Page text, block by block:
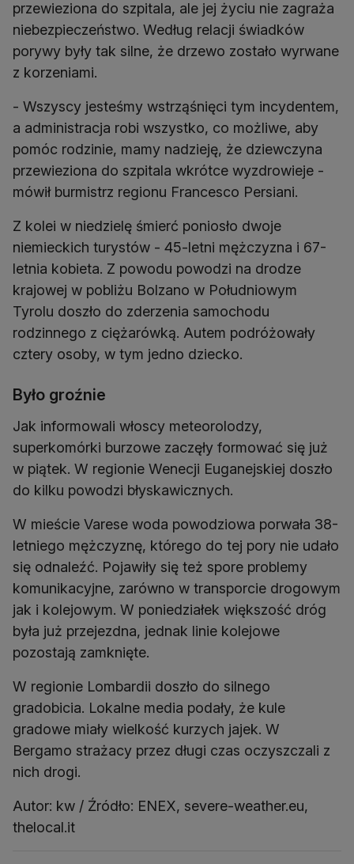
przewieziona do szpitala, ale jej życiu nie zagraża
niebezpieczeństwo. Według relacji świadków
porywy były tak silne, że drzewo zostało wyrwane
z korzeniami.
- Wszyscy jesteśmy wstrząśnięci tym incydentem,
a administracja robi wszystko, co możliwe, aby
pomóc rodzinie, mamy nadzieję, że dziewczyna
przewieziona do szpitala wkrótce wyzdrowieje -
mówił burmistrz regionu Francesco Persiani.
Z kolei w niedzielę śmierć poniosło dwoje
niemieckich turystów - 45-letni mężczyzna i 67-
letnia kobieta. Z powodu powodzi na drodze
krajowej w pobliżu Bolzano w Południowym
Tyrolu doszło do zderzenia samochodu
rodzinnego z ciężarówką. Autem podróżowały
cztery osoby, w tym jedno dziecko.
Było groźnie
Jak informowali włoscy meteorolodzy,
superkomórki burzowe zaczęły formować się już
w piątek. W regionie Wenecji Euganejskiej doszło
do kilku powodzi błyskawicznych.
W mieście Varese woda powodziowa porwała 38-
letniego mężczyznę, którego do tej pory nie udało
się odnaleźć. Pojawiły się też spore problemy
komunikacyjne, zarówno w transporcie drogowym
jak i kolejowym. W poniedziałek większość dróg
była już przejezdna, jednak linie kolejowe
pozostają zamknięte.
W regionie Lombardii doszło do silnego
gradobicia. Lokalne media podały, że kule
gradowe miały wielkość kurzych jajek. W
Bergamo strażacy przez długi czas oczyszczali z
nich drogi.
Autor: kw / Źródło: ENEX, severe-weather.eu,
thelocal.it